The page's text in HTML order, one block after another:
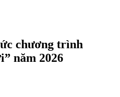
chương trình
năm 2026